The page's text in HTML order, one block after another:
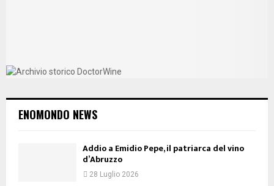
ENOMONDO NEWS
Addio a Emidio Pepe, il patriarca del vino
d’Abruzzo
28 Luglio 2026